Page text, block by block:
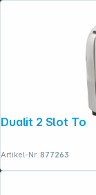
Artikel-Nr.:877263